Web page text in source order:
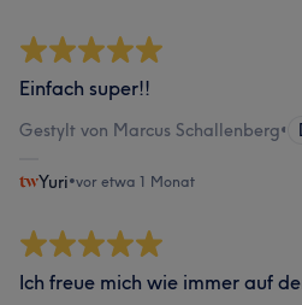
Einfach super!!
Gestylt von Marcus Schallenberg•
Yuri•vor etwa 1 Monat
Ich freue mich wie immer auf